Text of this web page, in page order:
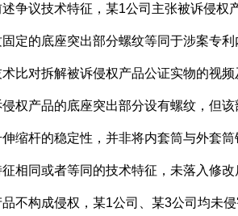
议技术特征，某1公司主张被诉侵权
定的底座突出部分螺纹等同于涉案专
比对拆解被诉侵权产品公证实物的视
权产品的底座突出部分设有螺纹，但
伸缩杆的稳定性，并非将内套筒与外套
相同或者等同的技术特征，未落入修
不构成侵权，某1公司、某3公司均未